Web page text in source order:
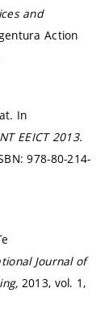
and
Action
In
EEICT 2013.
978-80-214-
Journal of
2013, vol. 1,